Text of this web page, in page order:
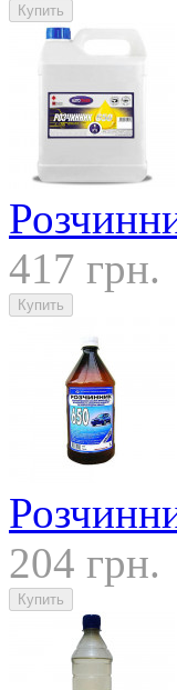
417 грн.
204 грн.